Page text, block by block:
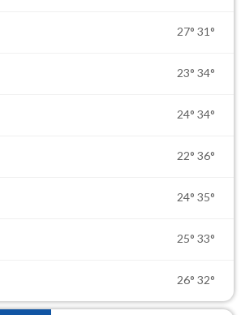
27° 31°
23° 34°
24° 34°
22° 36°
24° 35°
25° 33°
26° 32°